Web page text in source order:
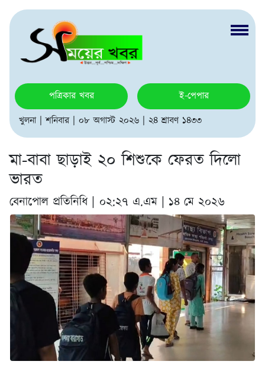
পত্রিকার খবর
ই-পেপার
খুলনা | শনিবার | ০৮ অগাস্ট ২০২৬ | ২৪ শ্রাবণ ১৪৩৩
মা-বাবা ছাড়াই ২০ শিশুকে ফেরত দিলো
ভারত
বেনাপোল প্রতিনিধি | ০২:২৭ এ.এম | ১৪ মে ২০২৬